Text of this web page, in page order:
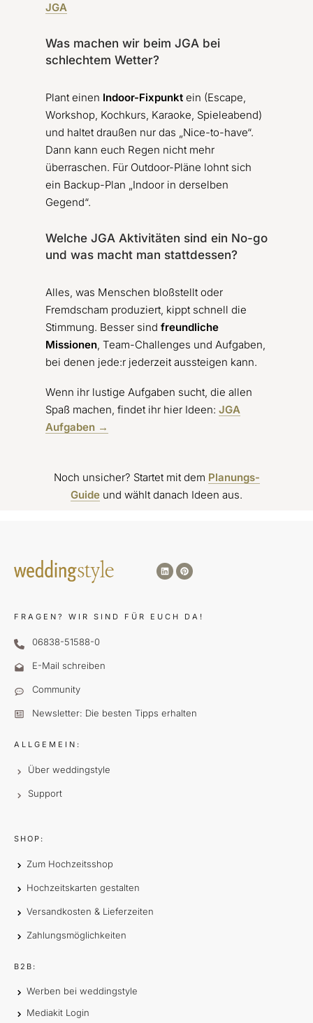
JGA
Was machen wir beim JGA bei
schlechtem Wetter?
Plant einen Indoor-Fixpunkt ein (Escape,
Workshop, Kochkurs, Karaoke, Spieleabend)
und haltet draußen nur das „Nice-to-have“.
Dann kann euch Regen nicht mehr
überraschen. Für Outdoor-Pläne lohnt sich
ein Backup-Plan „Indoor in derselben
Gegend“.
Welche JGA Aktivitäten sind ein No-go
und was macht man stattdessen?
Alles, was Menschen bloßstellt oder
Fremdscham produziert, kippt schnell die
Stimmung. Besser sind freundliche
Missionen, Team-Challenges und Aufgaben,
bei denen jede:r jederzeit aussteigen kann.
Wenn ihr lustige Aufgaben sucht, die allen
Spaß machen, findet ihr hier Ideen: JGA
Aufgaben →
Noch unsicher? Startet mit dem Planungs-
Guide und wählt danach Ideen aus.
FRAGEN? WIR SIND FÜR EUCH DA!
06838-51588-0
E-Mail schreiben
Community
Newsletter: Die besten Tipps erhalten
ALLGEMEIN:
Über weddingstyle
Support
SHOP:
Zum Hochzeitsshop
Hochzeitskarten gestalten
Versandkosten & Lieferzeiten
Zahlungsmöglichkeiten
B2B:
Werben bei weddingstyle
Mediakit Login